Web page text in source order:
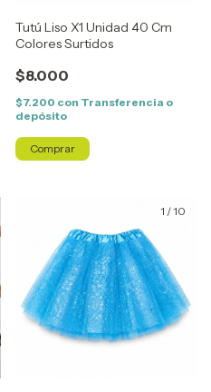
Tutú Liso X1 Unidad 40 Cm
Colores Surtidos
$8.000
$7.200 con Transferencia o
depósito
Comprar
1 /10